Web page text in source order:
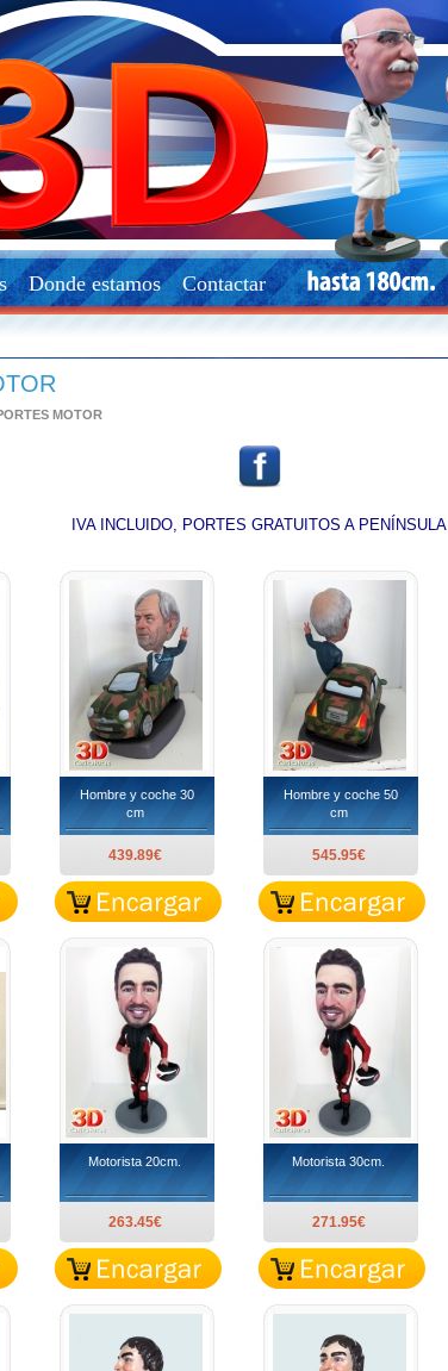
Donde estamos Contactar
MOTOR
IVA INCLUIDO, PORTES GRATUITOS A PENÍNSULA
Hombre y coche 30
cm
439.89€
Hombre y coche 50
cm
545.95€
Motorista 20cm.
263.45€
Motorista 30cm.
271.95€